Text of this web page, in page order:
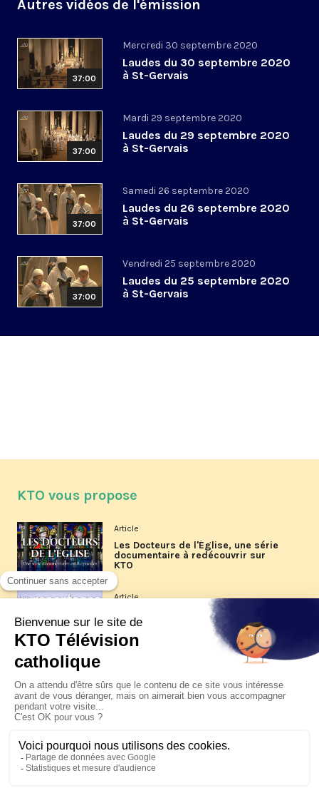
Autres vidéos de l'émission
37:00
Mercredi 30 septembre 2020
Laudes du 30 septembre 2020
à St-Gervais
37:00
Mardi 29 septembre 2020
Laudes du 29 septembre 2020
à St-Gervais
37:00
Samedi 26 septembre 2020
Laudes du 26 septembre 2020
à St-Gervais
37:00
Vendredi 25 septembre 2020
Laudes du 25 septembre 2020
à St-Gervais
KTO vous propose
Article
Les Docteurs de l'Église, une série
documentaire à redécouvrir sur
KTO
Article
Les reportages d'été 2026 de KTO
La visite pastorale du pape Léon
XIV à Assise à suivre sur KTO le
jeudi 6 août
Le pape en Uruguay, Argentine et
Pérou du 6 au 17 novembre 2026